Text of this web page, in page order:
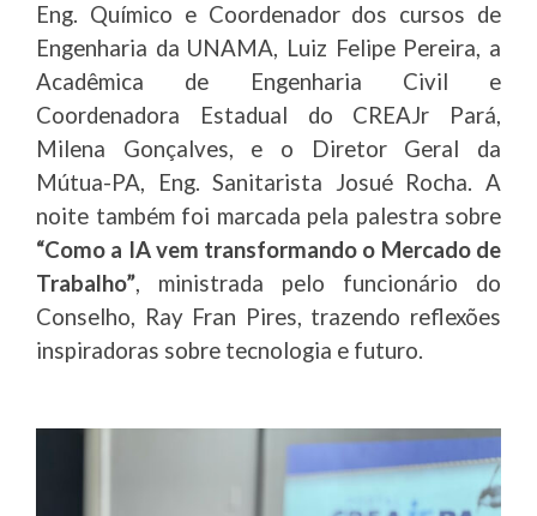
Eng. Químico e Coordenador dos cursos de
Engenharia da UNAMA, Luiz Felipe Pereira, a
Acadêmica de Engenharia Civil e
Coordenadora Estadual do CREAJr Pará,
Milena Gonçalves, e o Diretor Geral da
Mútua-PA, Eng. Sanitarista Josué Rocha. A
noite também foi marcada pela palestra sobre
“Como a IA vem transformando o Mercado de
Trabalho”, ministrada pelo funcionário do
Conselho, Ray Fran Pires, trazendo reflexões
inspiradoras sobre tecnologia e futuro.